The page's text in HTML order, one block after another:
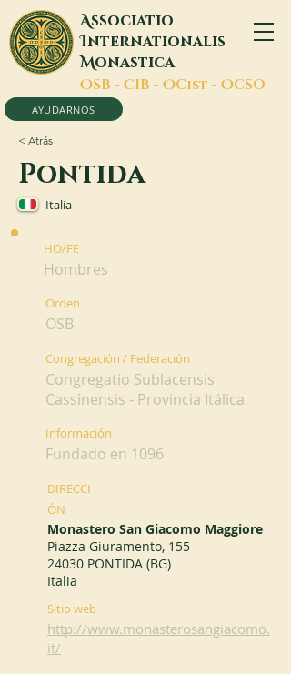
Associatio
Internationalis
Monastica
OSB - CIB - OCist - OCSO
AYUDARNOS
< Atrás
Pontida
Italia
HO/FE
Hombres
Orden
OSB
Congregación / Federación
Congregatio Sublacensis
Cassinensis - Provincia Itálica
Información
Fundado en 1096
DIRECCI
ÓN
Monastero San Giacomo Maggiore
Piazza Giuramento, 155
24030 PONTIDA (BG)
Italia
Sitio web
http://www.monasterosangiacomo.
it/